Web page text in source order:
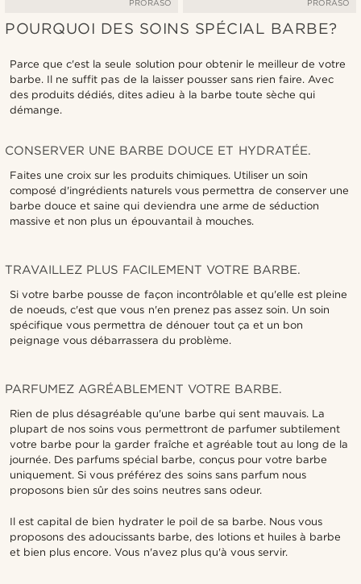
PRORASO PRORASO
POURQUOI DES SOINS SPÉCIAL BARBE?
Parce que c'est la seule solution pour obtenir le meilleur de votre
barbe. Il ne suffit pas de la laisser pousser sans rien faire. Avec
des produits dédiés, dites adieu à la barbe toute sèche qui
démange.
CONSERVER UNE BARBE DOUCE ET HYDRATÉE.
Faites une croix sur les produits chimiques. Utiliser un soin
composé d'ingrédients naturels vous permettra de conserver une
barbe douce et saine qui deviendra une arme de séduction
massive et non plus un épouvantail à mouches.
TRAVAILLEZ PLUS FACILEMENT VOTRE BARBE.
Si votre barbe pousse de façon incontrôlable et qu'elle est pleine
de noeuds, c'est que vous n'en prenez pas assez soin. Un soin
spécifique vous permettra de dénouer tout ça et un bon
peignage vous débarrassera du problème.
PARFUMEZ AGRÉABLEMENT VOTRE BARBE.
Rien de plus désagréable qu'une barbe qui sent mauvais. La
plupart de nos soins vous permettront de parfumer subtilement
votre barbe pour la garder fraîche et agréable tout au long de la
journée. Des parfums spécial barbe, conçus pour votre barbe
uniquement. Si vous préférez des soins sans parfum nous
proposons bien sûr des soins neutres sans odeur.
Il est capital de bien hydrater le poil de sa barbe. Nous vous
proposons des adoucissants barbe, des lotions et huiles à barbe
et bien plus encore. Vous n'avez plus qu'à vous servir.